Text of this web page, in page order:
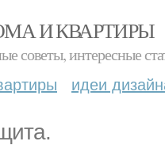
И КВАРТИРЫ
советы, интересные
идеи